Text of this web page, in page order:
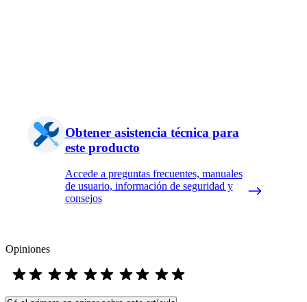
Obtener asistencia técnica para
este producto
Accede a preguntas frecuentes, manuales
de usuario, información de seguridad y
consejos
Opiniones